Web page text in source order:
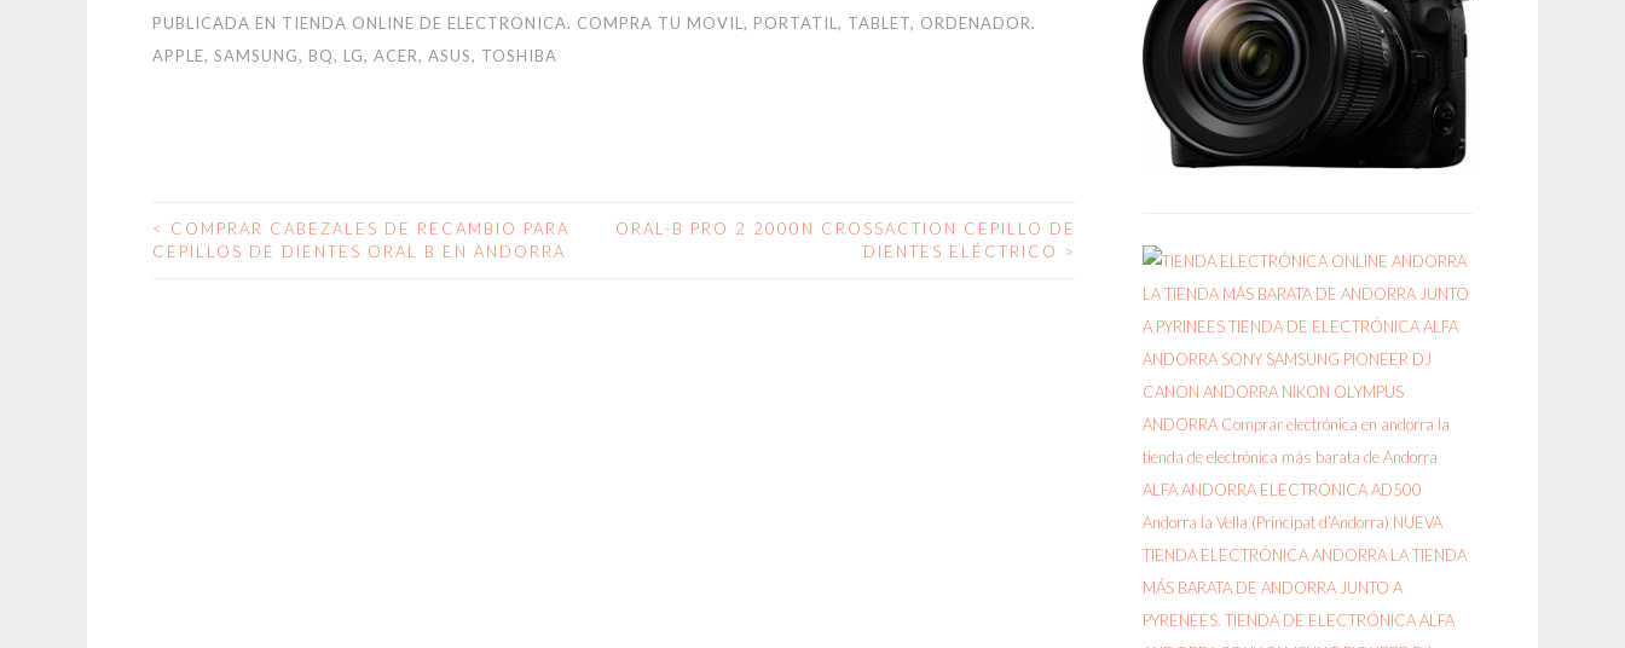
PUBLICADA EN TIENDA ONLINE DE ELECTRONICA. COMPRA TU MOVIL, PORTATIL, TABLET, ORDENADOR.
APPLE, SAMSUNG, BQ, LG, ACER, ASUS, TOSHIBA
NAVEGACIÓN
<
COMPRAR CABEZALES DE RECAMBIO PARA
CEPILLOS DE DIENTES ORAL B EN ANDORRA
ORAL-B PRO 2 2000N CROSSACTION CEPILLO DE
DIENTES ELÉCTRICO >